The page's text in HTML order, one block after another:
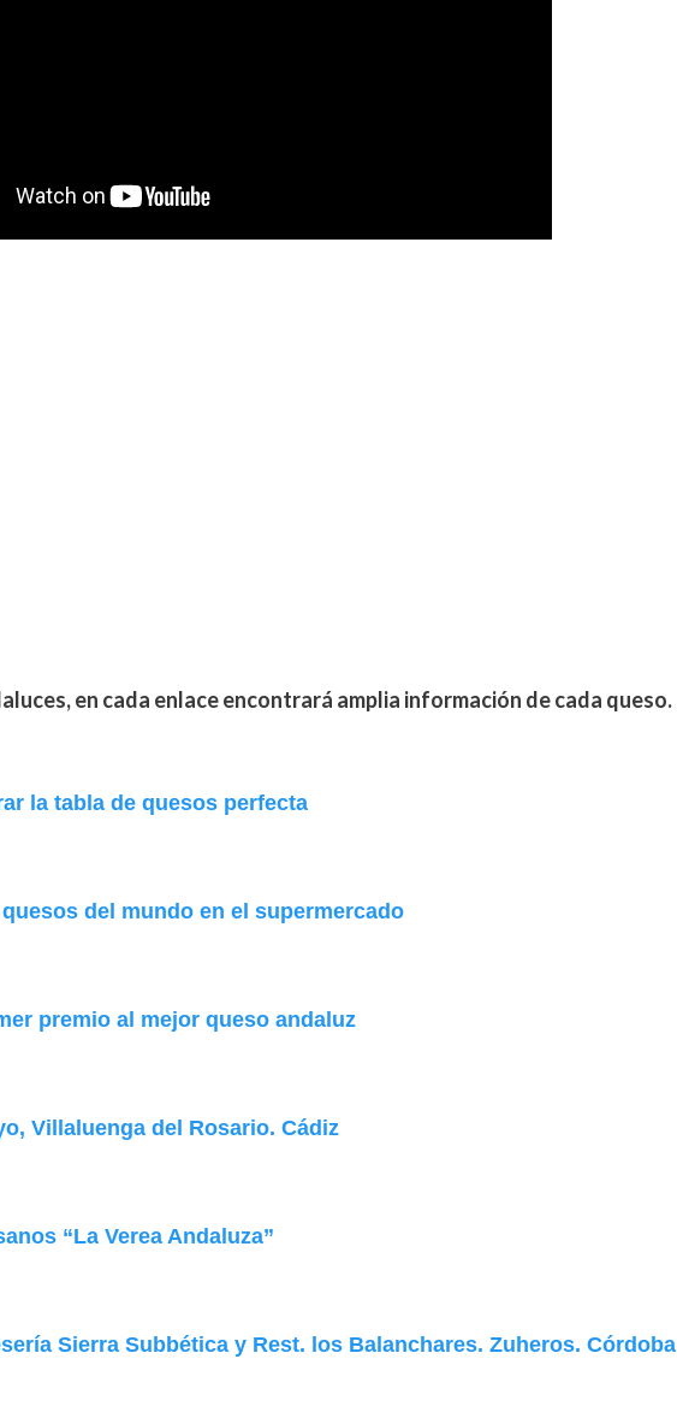
en cada enlace encontrará amplia información de cada queso.
la tabla de quesos perfecta
del mundo en el supermercado
premio al mejor queso andaluz
Villaluenga del Rosario. Cádiz
“La Verea Andaluza”
Sierra Subbética y Rest. los Balanchares. Zuheros. Córdoba